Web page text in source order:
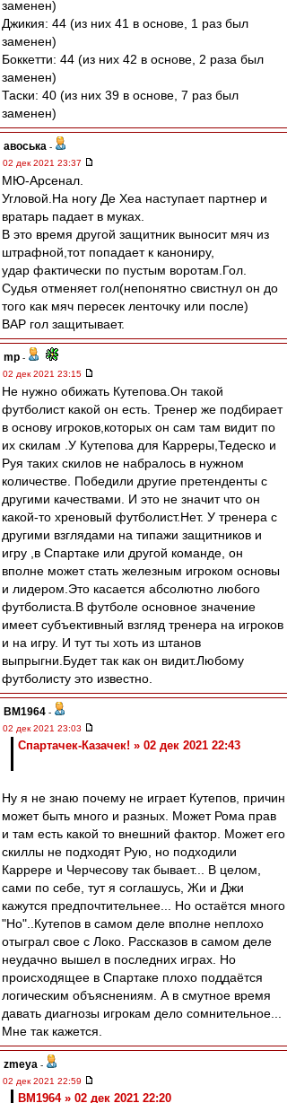
заменен)
Джикия: 44 (из них 41 в основе, 1 раз был
заменен)
Боккетти: 44 (из них 42 в основе, 2 раза был
заменен)
Таски: 40 (из них 39 в основе, 7 раз был
заменен)
авоська -
02 дек 2021 23:37
МЮ-Арсенал.
Угловой.На ногу Де Хеа наступает партнер и
вратарь падает в муках.
В это время другой защитник выносит мяч из
штрафной,тот попадает к канониру,
удар фактически по пустым воротам.Гол.
Судья отменяет гол(непонятно свистнул он до
того как мяч пересек ленточку или после)
ВАР гол защитывает.
mp -
02 дек 2021 23:15
Не нужно обижать Кутепова.Он такой
футболист какой он есть. Тренер же подбирает
в основу игроков,которых он сам там видит по
их скилам .У Кутепова для Карреры,Тедеско и
Руя таких скилов не набралось в нужном
количестве. Победили другие претенденты с
другими качествами. И это не значит что он
какой-то хреновый футболист.Нет. У тренера с
другими взглядами на типажи защитников и
игру ,в Спартаке или другой команде, он
вполне может стать железным игроком основы
и лидером.Это касается абсолютно любого
футболиста.В футболе основное значение
имеет субъективный взгляд тренера на игроков
и на игру. И тут ты хоть из штанов
выпрыгни.Будет так как он видит.Любому
футболисту это известно.
BM1964 -
02 дек 2021 23:03
Спартачек-Казачек! » 02 дек 2021 22:43
Ну я не знаю почему не играет Кутепов, причин
может быть много и разных. Может Рома прав
и там есть какой то внешний фактор. Может его
скиллы не подходят Рую, но подходили
Каррере и Черчесову так бывает... В целом,
сами по себе, тут я соглашусь, Жи и Джи
кажутся предпочтительнее... Но остаётся много
"Но"..Кутепов в самом деле вполне неплохо
отыграл свое с Локо. Рассказов в самом деле
неудачно вышел в последних играх. Но
происходящее в Спартаке плохо поддаётся
логическим объяснениям. А в смутное время
давать диагнозы игрокам дело сомнительное...
Мне так кажется.
zmeya -
02 дек 2021 22:59
BM1964 » 02 дек 2021 22:20